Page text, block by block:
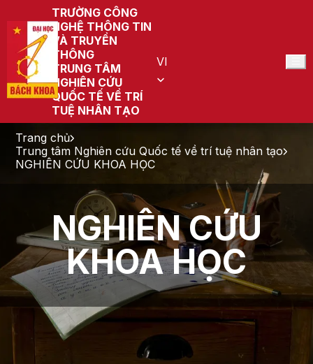
TRƯỜNG CÔNG
NGHỆ THÔNG TIN
VÀ TRUYỀN
THÔNG
TRUNG TÂM
NGHIÊN CỨU
QUỐC TẾ VỀ TRÍ
TUỆ NHÂN TẠO
VI
NGHIÊN CỨU
KHOA HỌC
Trang chủ
Trung tâm Nghiên cứu Quốc tế về trí tuệ nhân tạo
NGHIÊN CỨU KHOA HỌC